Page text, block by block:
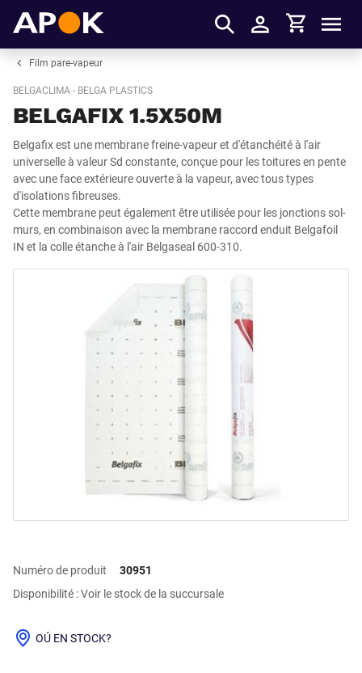
S'identifier
Panier
Film pare-vapeur
BELGACLIMA - BELGA PLASTICS
BELGAFIX 1.5X50M
Belgafix est une membrane freine-vapeur et d'étanchéité à l'air
universelle à valeur Sd constante, conçue pour les toitures en pente
avec une face extérieure ouverte à la vapeur, avec tous types
d'isolations fibreuses.
Cette membrane peut également être utilisée pour les jonctions sol-
murs, en combinaison avec la membrane raccord enduit Belgafoil
IN et la colle étanche à l'air Belgaseal 600-310.
Numéro de produit
30951
Disponibilité : Voir le stock de la succursale
OÚ EN STOCK?